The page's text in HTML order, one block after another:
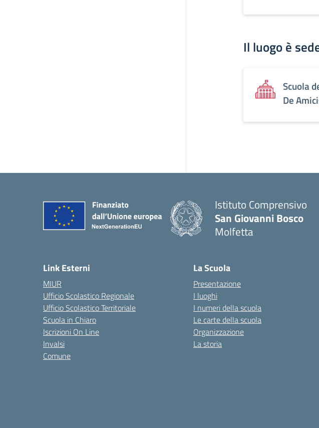
Il luogo è
Scuola
De
Istituto Comprensivo
San Giovanni Bosco
Molfetta
Link Esterni
MIUR
Ufficio Scolastico Regionale
Ufficio Scolastico Territoriale
Scuola in Chiaro
Iscrizioni On Line
Invalsi
Comune
La Scuola
Presentazione
I luoghi
I numeri della scuola
Le carte della scuola
Organizzazione
La storia